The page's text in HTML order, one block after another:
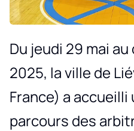
Du jeudi 29 mai
2025, la ville de
France) a
parcours des